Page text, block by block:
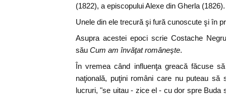
(1822), a episcopului Alexe din Gherla (1826).
Unele din ele trecură şi fură cunoscute şi în
Asupra acestei epoci scrie Costache
său Cum am învăţat româneşte.
În vremea când influenţa greacă făcuse
naţională, puţini români care nu puteau
lucruri, "se uitau - zice el - cu dor spre Buda